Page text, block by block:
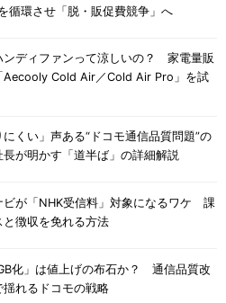
循環させ「脱・販促費競争」へ
ンディファンって涼しいの？ 家電量販
Aecooly Cold Air／Cold Air Pro」を試
くい」声ある“ドコモ通信品質問題”の
が明かす「道半ば」の詳細解説
が「NHK受信料」対象になるワケ 課
徴収を免れる方法
化」は値上げの布石か？ 通信品質改
れるドコモの戦略